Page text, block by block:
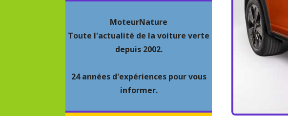
MoteurNature
Toute l'actualité de la voiture verte
depuis 2002.
24 années d'expériences pour vous
informer.